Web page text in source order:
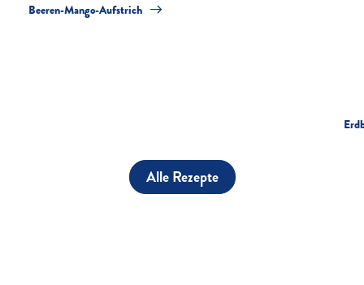
Beeren-Mango-Aufstrich
Alle Rezepte